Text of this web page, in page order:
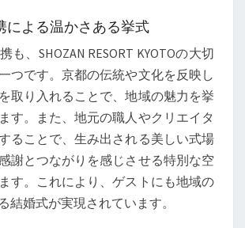
による温かさある挙式
、SHOZAN RESORT KYOTOの大切
つです。京都の伝統や文化を反映し
取り入れることで、地域の魅力を挙
す。また、地元の職人やクリエイタ
ることで、生み出される美しい式場
謝とつながりを感じさせる特別な空
す。これにより、ゲストにも地域の
結婚式が実現されています。